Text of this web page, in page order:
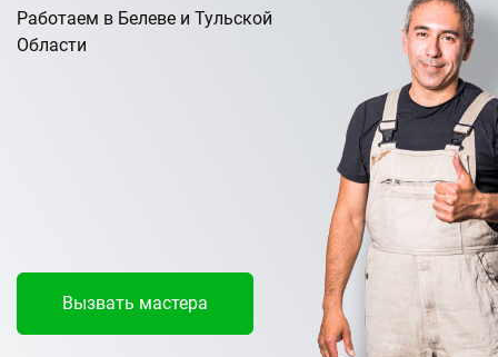
Работаем в Белеве и Тульской
Области
Вызвать мастера